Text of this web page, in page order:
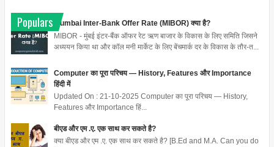
Populars
Mumbai Inter-Bank Offer Rate (MIBOR) क्या है?
MIBOR - मुंबई इंटर-बैंक ऑफर रेट ऋण बाजार के विकास के लिए समिति जिसने
अध्ययन किया था और कॉल मनी मार्केट के लिए बेंचमार्क दर के विकास के तौर-त...
Computer का पूरा परिचय — History, Features और Importance
हिंदी में
Updated On : 21-10-2025 Computer का पूरा परिचय — History,
Features और Importance हिं...
बीएड और एम .ए. एक साथ कर सकते है?
क्या बीएड और एम .ए. एक साथ कर सकते है? [B.Ed and M.A. Can you do